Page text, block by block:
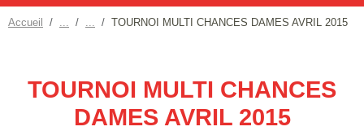
Accueil TOURNOI MULTI CHANCES DAMES AVRIL 2015
TOURNOI MULTI CHANCES
DAMES AVRIL 2015